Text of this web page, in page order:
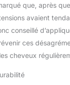
couleur
[Plus épais
de
couture
que, après
avaient
conseillé
ces
cheveux